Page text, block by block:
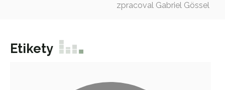
zpracoval Gabriel Gössel
Etikety